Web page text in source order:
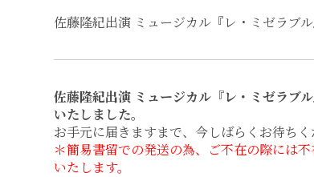
佐藤隆紀出演 ミュージカル『レ・ミゼラブ
佐藤隆紀出演 ミュージカル『レ・ミゼラブ
いたしました。
お手元に届きますまで、今しばらくお待ちく
＊簡易書留での発送の為、ご不在の際には
いたします。